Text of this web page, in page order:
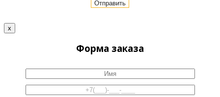
x
Форма заказа